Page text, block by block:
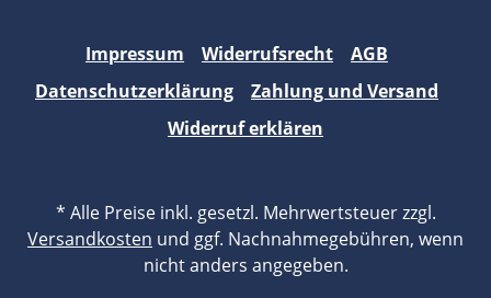
Impressum Widerrufsrecht
AGB
Datenschutzerklärung
Zahlung und Versand
Widerruf erklären
* Alle Preise inkl. gesetzl. Mehrwertsteuer zzgl.
Versandkosten und ggf. Nachnahmegebühren, wenn
nicht anders angegeben.